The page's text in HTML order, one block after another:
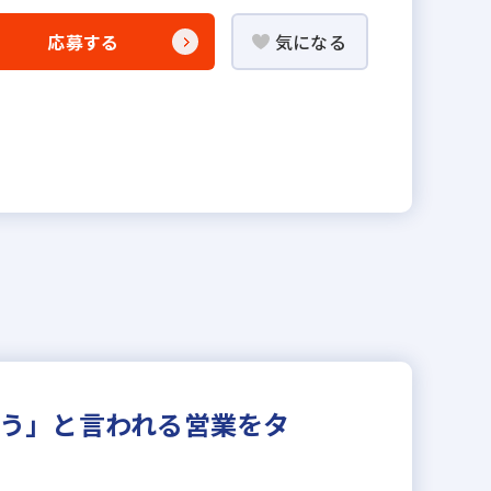
応募する 気になる
」と言われる営業をタ